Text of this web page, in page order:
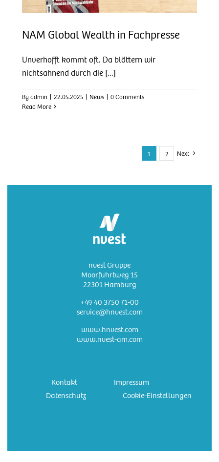
NAM Global Wealth in Fachpresse
Unverhofft kommt oft. Da blättern wir
nichtsahnend durch die [...]
By admin | 22.05.2025 | News | 0 Comments
Read More
1 2 Next
nvest Gruppe
Moorfuhrtweg 15
22301 Hamburg
+49 40 3750 71-00
service@hnvest.com
www.hnvest.com
www.nvest-am.com
Kontakt
Impressum
Datenschutz
Cookie-Einstellungen